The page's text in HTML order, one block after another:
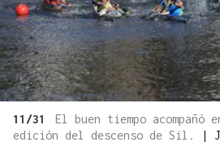
11/31
El buen tiempo
edición del descenso de Sil.
|